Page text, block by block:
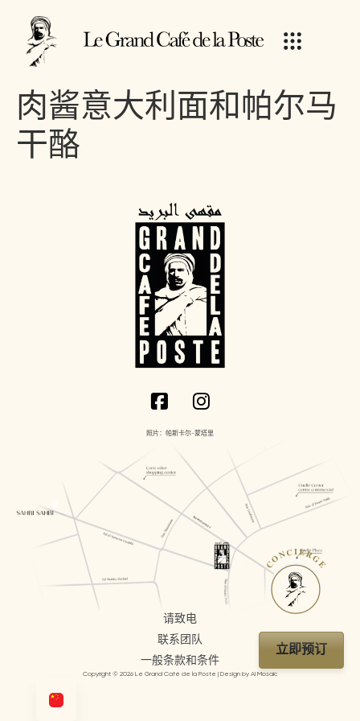
肉酱意大利面和帕尔马
干酪
请致电
联系团队
一般条款和条件
照片：帕斯卡尔-蒙塔里
Copyright © 2026 Le Grand Café de la Poste | Design by AI Mosaic
立即预订
CONCIERGE